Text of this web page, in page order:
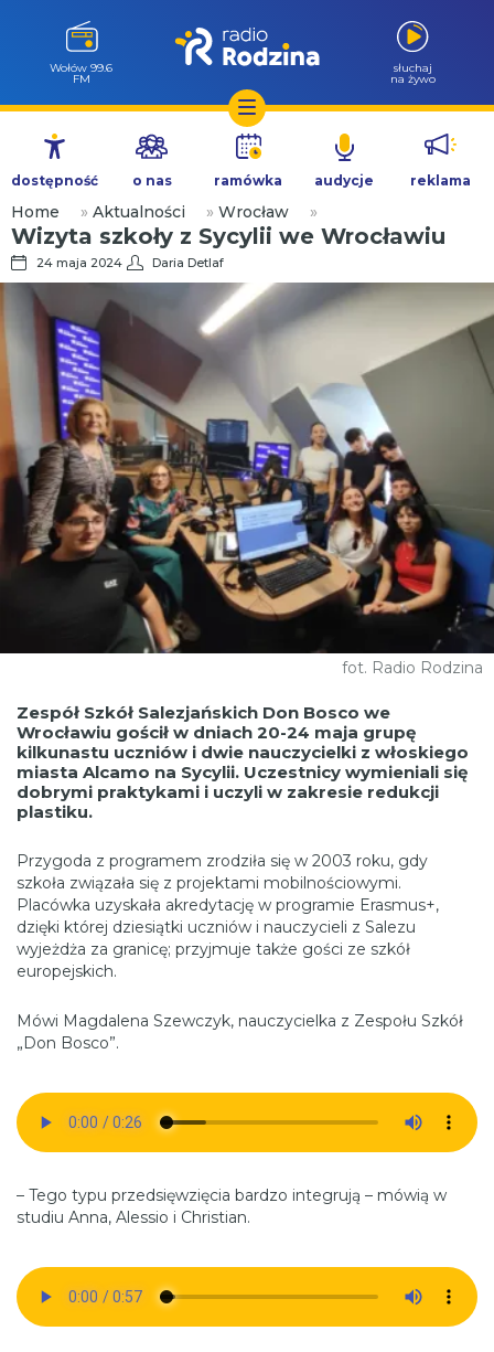
Przejdź
treści
Wołów 99.6
FM
słuchaj
na żywo
dostępność o nas ramówka audycje reklama
Home » Aktualności » Wrocław »
Wizyta szkoły z Sycylii we Wrocławiu
24 maja 2024 Daria Detlaf
fot. Radio Rodzina
Zespół Szkół Salezjańskich Don Bosco we
Wrocławiu gościł w dniach 20-24 maja grupę
kilkunastu uczniów i dwie nauczycielki z włoskiego
miasta Alcamo na Sycylii. Uczestnicy wymieniali się
dobrymi praktykami i uczyli w zakresie redukcji
plastiku.
Przygoda z programem zrodziła się w 2003 roku, gdy
szkoła związała się z projektami mobilnościowymi.
Placówka uzyskała akredytację w programie Erasmus+,
dzięki której dziesiątki uczniów i nauczycieli z Salezu
wyjeżdża za granicę; przyjmuje także gości ze szkół
europejskich.
Mówi Magdalena Szewczyk, nauczycielka z Zespołu Szkół
„Don Bosco”.
– Tego typu przedsięwzięcia bardzo integrują – mówią w
studiu Anna, Alessio i Christian.